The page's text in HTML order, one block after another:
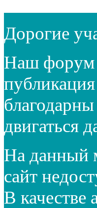
Дорогие
Наш форум
двигаться
На данный
сайт
В качестве